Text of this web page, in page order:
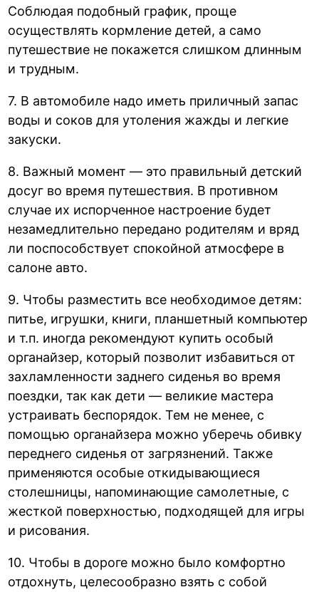
Соблюдая подобный график, проще
осуществлять кормление детей, а само
путешествие не покажется слишком длинным
и трудным.
7. В автомобиле надо иметь приличный запас
воды и соков для утоления жажды и легкие
закуски.
8. Важный момент — это правильный детский
досуг во время путешествия. В противном
случае их испорченное настроение будет
незамедлительно передано родителям и вряд
ли поспособствует спокойной атмосфере в
салоне авто.
9. Чтобы разместить все необходимое детям:
питье, игрушки, книги, планшетный компьютер
и т.п. иногда рекомендуют купить особый
органайзер, который позволит избавиться от
захламленности заднего сиденья во время
поездки, так как дети — великие мастера
устраивать беспорядок. Тем не менее, с
помощью органайзера можно уберечь обивку
переднего сиденья от загрязнений. Также
применяются особые откидывающиеся
столешницы, напоминающие самолетные, с
жесткой поверхностью, подходящей для игры
и рисования.
10. Чтобы в дороге можно было комфортно
отдохнуть, целесообразно взять с собой